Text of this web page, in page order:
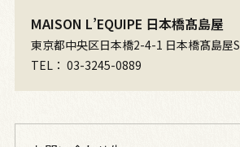
MAISON L’EQUIPE 日本橋髙島屋
東京都中央区日本橋2-4-1 日本橋髙島屋
TEL： 03-3245-0889